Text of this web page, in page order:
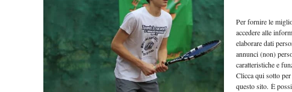
Per fornire le
accedere alle
elaborare dati
annunci (non)
caratteristiche e
Clicca qui sotto per
questo sito. È